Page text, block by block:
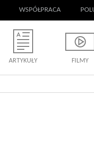
WSPÓŁPRACA
ARTYKUŁY FILMY